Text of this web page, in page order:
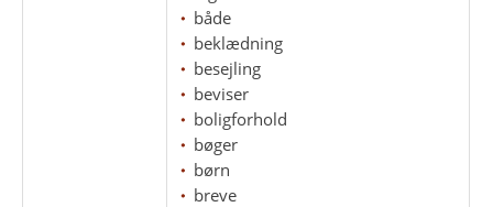
både
beklædning
besejling
beviser
boligforhold
bøger
børn
breve